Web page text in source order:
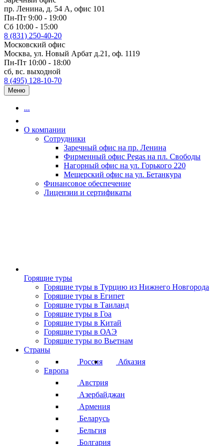
пр. Ленина, д. 54 А, офис 101
Пн-Пт 9:00 - 19:00
Сб 10:00 - 15:00
8 (831) 250-40-20
Московский офис
Москва, ул. Новый Арбат д.21, оф. 1119
Пн-Пт 10:00 - 18:00
сб, вс. выходной
8 (495) 128-10-70
Меню
...
О компании
Сотрудники
Заречный офис на пр. Ленина
Фирменный офис Pegas на пл. Свободы
Нагорный офис на ул. Горького 220
Мещерский офис на ул. Бетанкура
Финансовое обеспечение
Лицензии и сертификаты
Горящие туры
Горящие туры в Турцию из Нижнего Новгорода
Горящие туры в Египет
Горящие туры в Таиланд
Горящие туры в Гоа
Горящие туры в Китай
Горящие туры в ОАЭ
Горящие туры во Вьетнам
Страны
Россия
Абхазия
Европа
Австрия
Азербайджан
Армения
Беларусь
Бельгия
Болгария